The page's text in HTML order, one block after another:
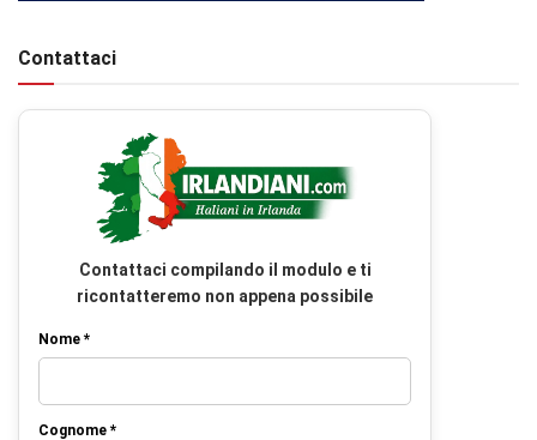
Contattaci
Contattaci compilando il modulo e ti
ricontatteremo non appena possibile
Nome *
Cognome *